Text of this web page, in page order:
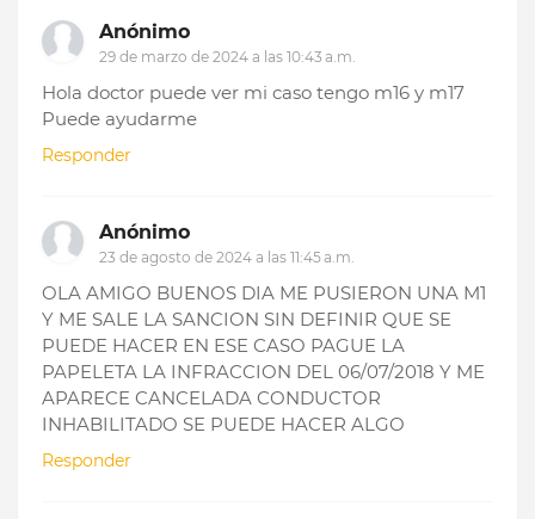
Anónimo
29 de marzo de 2024 a las 10:43 a.m.
Hola doctor puede ver mi caso tengo m16 y m17
Puede ayudarme
Responder
Anónimo
23 de agosto de 2024 a las 11:45 a.m.
OLA AMIGO BUENOS DIA ME PUSIERON UNA M1
Y ME SALE LA SANCION SIN DEFINIR QUE SE
PUEDE HACER EN ESE CASO PAGUE LA
PAPELETA LA INFRACCION DEL 06/07/2018 Y ME
APARECE CANCELADA CONDUCTOR
INHABILITADO SE PUEDE HACER ALGO
Responder